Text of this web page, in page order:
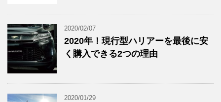
2020/02/07
2020年！現行型ハリアーを最後に安
く購入できる2つの理由
2020/01/29